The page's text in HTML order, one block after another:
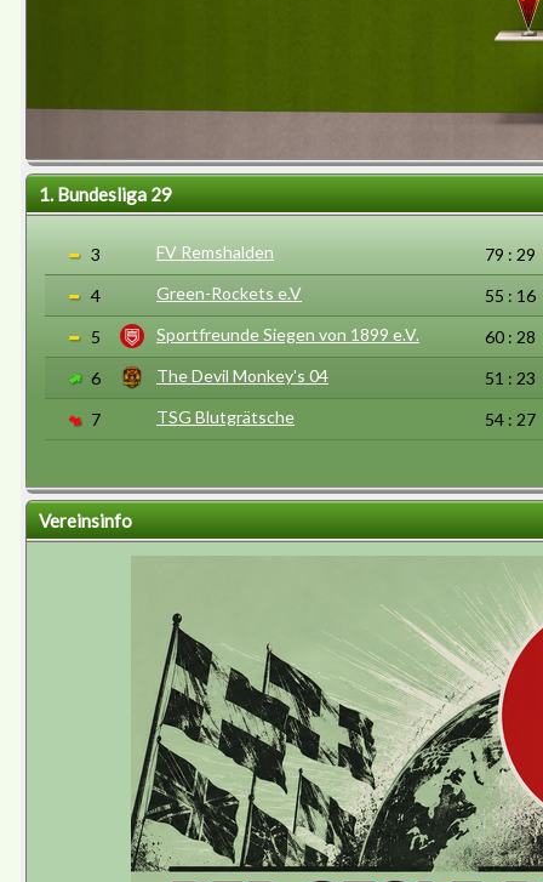
1. Bundesliga 29
3 FV Remshalden
79 : 29
4
Green-Rockets e.V
55 : 16
5
Sportfreunde Siegen von 1899 e.V.
60 : 28
6
The Devil Monkey's 04
51 : 23
7
TSG Blutgrätsche 54 : 27
Vereinsinfo